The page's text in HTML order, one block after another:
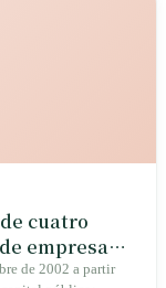
cuatro
empresas
de
de 2002 a partir